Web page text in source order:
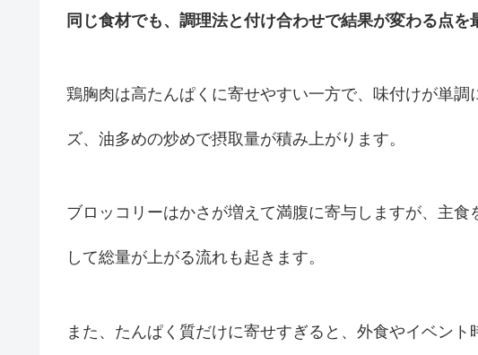
同じ食材でも、調理法と付け合わせで結果が変わる点を
鶏胸肉は高たんぱくに寄せやすい一方で、味付けが単
ズ、油多めの炒めで摂取量が積み上がります。
ブロッコリーはかさが増えて満腹に寄与しますが、主
して総量が上がる流れも起きます。
また、たんぱく質だけに寄せすぎると、外食やイベン